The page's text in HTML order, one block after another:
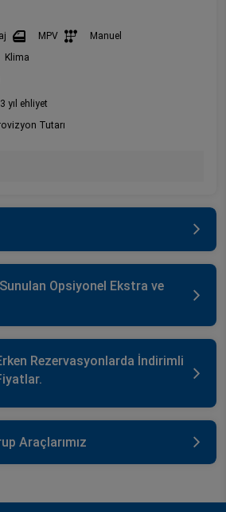
MPV
Manuel
Klima
yıl ehliyet
Tutarı
Sunulan Opsiyonel Ekstra ve
Rezervasyonlarda İndirimli
Araçlarımız